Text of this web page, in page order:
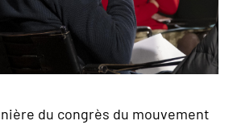
du congrès du mouvement